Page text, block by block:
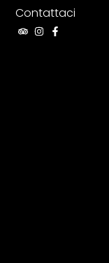
Contattaci